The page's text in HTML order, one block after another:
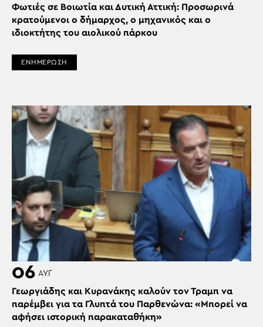
Φωτιές σε Βοιωτία και Δυτική Αττική: Προσωρινά
κρατούμενοι ο δήμαρχος, ο μηχανικός και ο
ιδιοκτήτης του αιολικού πάρκου
ΕΝΗΜΕΡΩΣΗ
06 ΑΥΓ
Γεωργιάδης και Κυρανάκης καλούν τον Τραμπ να
παρέμβει για τα Γλυπτά του Παρθενώνα: «Μπορεί να
αφήσει ιστορική παρακαταθήκη»